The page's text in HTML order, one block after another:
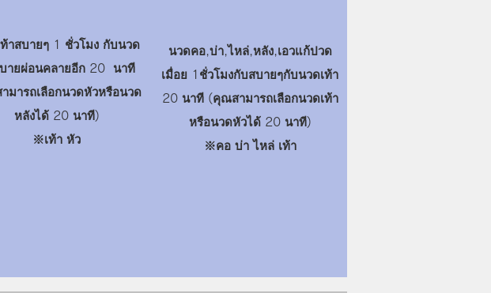
ท้าสบายๆ 1 ชั่วโมง กับนวด
ายผ่อนคลายอีก 20 นาที
มารถเลือกนวดหัวหรือนวด
หลังได้ 20 นาที)
​※เท้า หัว
นวดคอ,บ่า,ไหล่,หลัง,เอวแก้ปวด
เมื่อย 1ชั่วโมงกับสบายๆกับนวดเท้า
20 นาที (คุณสามารถเลือกนวดเท้า
หรือนวดหัวได้ 20 นาที)
​※คอ บ่า ไหล่ เท้า